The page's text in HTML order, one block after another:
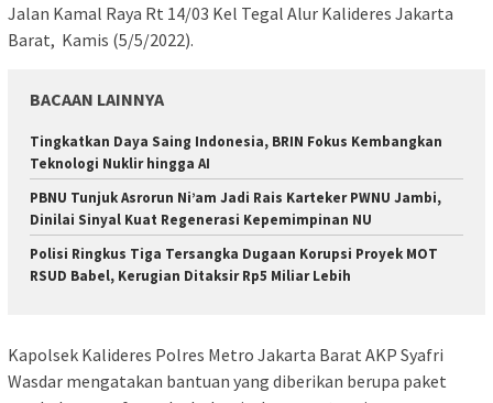
Jalan Kamal Raya Rt 14/03 Kel Tegal Alur Kalideres Jakarta
Barat, Kamis (5/5/2022).
BACAAN LAINNYA
Tingkatkan Daya Saing Indonesia, BRIN Fokus Kembangkan
Teknologi Nuklir hingga AI
PBNU Tunjuk Asrorun Ni’am Jadi Rais Karteker PWNU Jambi,
Dinilai Sinyal Kuat Regenerasi Kepemimpinan NU
Polisi Ringkus Tiga Tersangka Dugaan Korupsi Proyek MOT
RSUD Babel, Kerugian Ditaksir Rp5 Miliar Lebih
Kapolsek Kalideres Polres Metro Jakarta Barat AKP Syafri
Wasdar mengatakan bantuan yang diberikan berupa paket